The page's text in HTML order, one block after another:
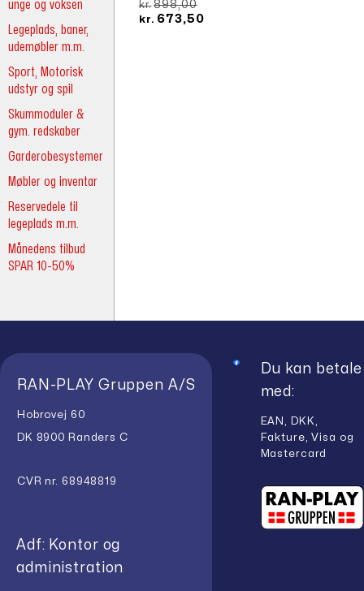
unge og voksen
Legeplads, baner,
udemøbler m.m.
Sport, Motorisk
udstyr og spil
Skummoduler &
gym. redskaber
Garderobesystemer
Møbler og inventar
Reservedele til
legeplads m.m.
Månedens tilbud
SPAR 10-50%
kr. 898,00Den
oprindelige
kr. 673,50Den
RAN-PLAY Gruppen A/S
Hobrovej 60
DK 8900 Randers C
CVR nr. 68948819
Adf: Kontor og
administration
Du kan betale
med:
EAN, DKK,
Fakture, Visa og
Mastercard